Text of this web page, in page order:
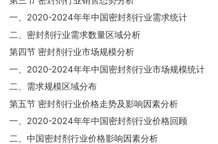
一、2020-2024年年中国密封剂行业需求统计
二、密封剂行业需求数量区域分析
第四节 密封剂行业市场规模分析
一、2020-2024年年中国密封剂行业市场规模统计
二、需求规模区域分布
第五节 密封剂行业价格走势及影响因素分析
一、2020-2024年年中国密封剂行业价格回顾
二、中国密封剂行业价格影响因素分析